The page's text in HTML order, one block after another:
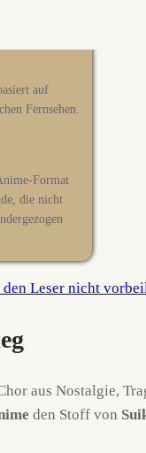
auf
Fernsehen.
Format
die nicht
aus Nostalgie,
den Stoff von